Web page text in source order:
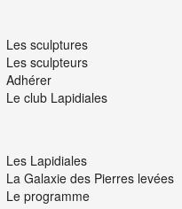
Les sculptures
Les sculpteurs
Adhérer
Le club Lapidiales
Les Lapidiales
La Galaxie des Pierres levées
Le programme